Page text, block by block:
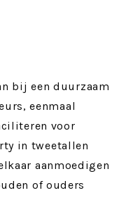
bij een duurzaam
eenmaal
voor
in tweetallen
aanmoedigen
of ouders